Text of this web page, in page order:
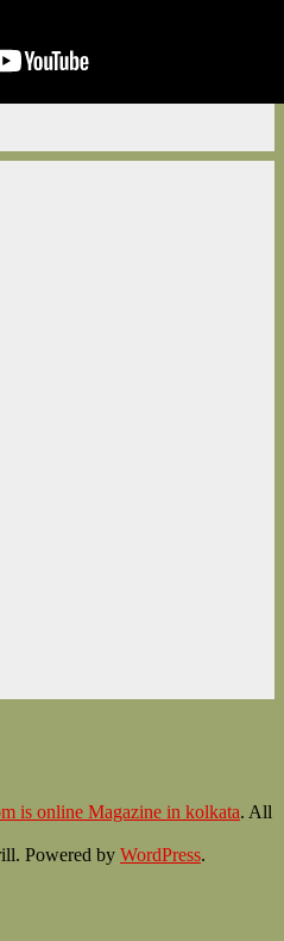
is online Magazine in kolkata. All
Powered by WordPress.